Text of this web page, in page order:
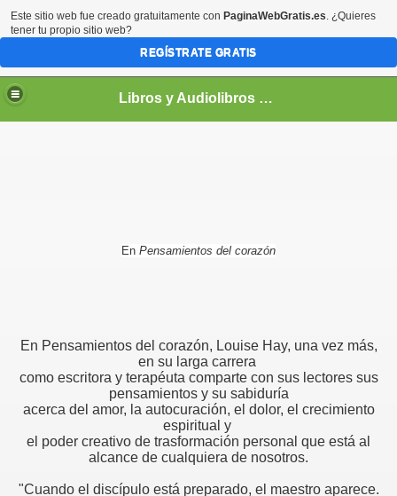
Libros y Audiolibros Para emprendedores
En Pensamientos del corazón
En Pensamientos del corazón, Louise Hay, una vez más,
en su larga carrera
como escritora y terapéuta comparte con sus lectores sus
pensamientos y su sabiduría
acerca del amor, la autocuración, el dolor, el crecimiento
espiritual y
el poder creativo de trasformación personal que está al
alcance de cualquiera de nosotros.
"Cuando el discípulo está preparado, el maestro aparece.
Este sitio web fue creado gratuitamente con PaginaWebGratis.es. ¿Quieres
tener tu propio sitio web?
REGÍSTRATE GRATIS